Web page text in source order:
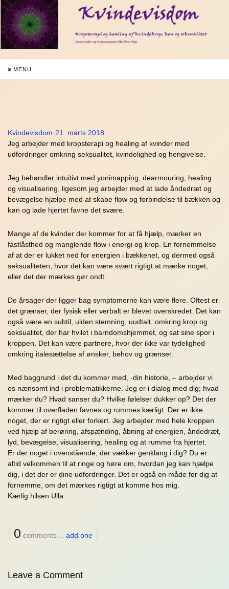
≡ MENU
Kvindevisdom·21. marts 2018
Jeg arbejder med kropsterapi og healing af kvinder med
udfordringer omkring seksualitet, kvindelighed og hengivelse.
Jeg behandler intuitivt med yonimapping, dearmouring, healing
og visualisering, ligesom jeg arbejder med at lade åndedræt og
bevægelse hjælpe med at skabe flow og forbindelse til bækken og
køn og lade hjertet favne det svære.
Mange af de kvinder der kommer for at få hjælp, mærker en
fastlåsthed og manglende flow i energi og krop. En fornemmelse
af at der er lukket ned for energien i bækkenet, og dermed også
seksualiteten, hvor det kan være svært rigtigt at mærke noget,
eller det der mærkes gør ondt.
De årsager der ligger bag symptomerne kan være flere. Oftest er
det grænser, der fysisk eller verbalt er blevet overskredet. Det kan
også være en subtil, ulden stemning, uudtalt, omkring krop og
seksualitet, der har hvilet i barndomshjemmet, og sat sine spor i
kroppen. Det kan være partnere, hvor der ikke var tydelighed
omkring italesættelse af ønsker, behov og grænser.
Med baggrund i det du kommer med, -din historie, – arbejder vi
os nænsomt ind i problematikkerne. Jeg er i dialog med dig; hvad
mærker du? Hvad sanser du? Hvilke følelser dukker op? Det der
kommer til overfladen favnes og rummes kærligt. Der er ikke
noget, der er rigtigt eller forkert. Jeg arbejder med hele kroppen
ved hjælp af berøring, afspænding, åbning af energien, åndedræt,
lyd, bevægelse, visualisering, healing og at rumme fra hjertet.
Er der noget i ovenstående, der vækker genklang i dig? Du er
altid velkommen til at ringe og høre om, hvordan jeg kan hjælpe
dig, i det der er dine udfordringer. Det er også en måde for dig at
fornemme, om det mærkes rigtigt at komme hos mig.
Kærlig hilsen Ulla
0 comments… add one
Leave a Comment